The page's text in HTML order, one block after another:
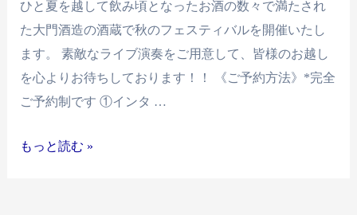
ひと夏を越して飲み頃となったお酒の数々で満たされ
た大門酒造の酒蔵で秋のフェスティバルを開催いたし
ます。 素敵なライブ演奏をご用意して、皆様のお越し
を心よりお待ちしております！！ 《ご予約方法》*完全
ご予約制です ①インタ …
もっと読む »